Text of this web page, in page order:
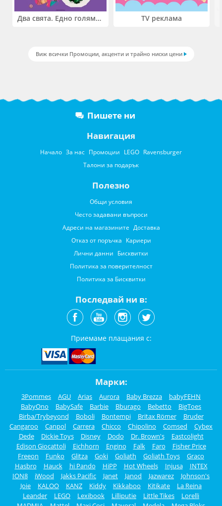
Два свята. Едно голямо приключение. Купи 2 продукта LEGO® Friends и/или LEGO® Minecraft и вземи -27% TV реклама
Виж всички Промоции, акценти и трайно ниски цени
Пишете ни
Навигация
Начало За нас Промоции LEGO Ravensburger
Талони за подарък
Полезно
Общи условия
Често задавани въпроси
Адреси на магазините Доставка
Отказ от поръчка Кариери
Лични данни Бисквитки
Политика за поверителност
Политика за Бисквитки
Последвай ни в:
Приемаме плащания с:
Марки:
3Pommes AGU Arias Aurora Baby Brezza
babyFEHN
BabyOno
BabySafe Barbie Bburago Bebetto
BigToes
Birba/Trybeyond
Boboli Bontempi Britax Römer
Bruder
Cangaroo
Canpol Carrera Chicco Chipolino Comsed
Cybex
Dede
Dickie Toys Disney Dodo Dr. Brown's
Eastcolight
Edison Giocattoli
Eichhorn Engino Falk Faro
Fisher Price
Freeon
Funko Glitza Goki Goliath Goliath Toys
Graco
Hasbro
Hauck hi Pando HiPP Hot Wheels Injusa
INTEX
ION8
iWood Jakks Pacific Janet Janod Jazwarez
Johnson's
Joie
KALOO KANZ Kiddy Kikkaboo Kitikate
La Reina
Leander
LEGO Lexibook Lilliputie Little Tikes
Lorelli